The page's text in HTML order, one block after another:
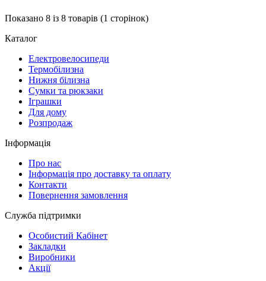
Показано 8 із 8 товарів (1 сторінок)
Каталог
Електровелосипеди
Термобілизна
Нижня білизна
Сумки та рюкзаки
Іграшки
Для дому
Розпродаж
Інформація
Про нас
Інформація про доставку та оплату
Контакти
Повернення замовлення
Служба підтримки
Особистий Кабінет
Закладки
Виробники
Акції